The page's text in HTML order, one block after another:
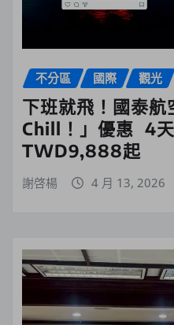
不分區 國際 觀光
下班就飛！國泰航
Chill！」優惠 4
TWD9,888起
謝啓楊 4 月 13, 2026